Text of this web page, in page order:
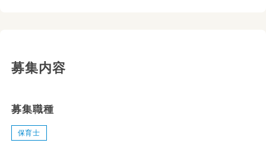
募集内容
募集職種
保育士